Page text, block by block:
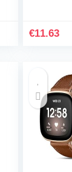
€11.63